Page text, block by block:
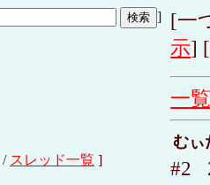
]
/ スレッド一覧 ]
[一
示] [
一
むぃ
#2